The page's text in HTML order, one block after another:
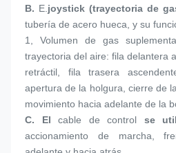
B. E. joystick (trayectoria de
tubería de acero hueca, y su
1, Volumen de gas
trayectoria del aire: fila delantera
retráctil, fila trasera
apertura de la holgura, cierre de
movimiento hacia adelante de la
C. El cable de control
accionamiento de marcha,